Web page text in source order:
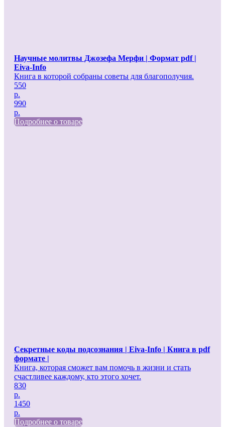
Научные молитвы Джозефа Мерфи | Формат pdf |
Eiva-Info
Книга в которой собраны советы для благополучия.
550
р.
990
р.
Подробнее о товаре
Секретные коды подсознания | Eiva-Info | Книга в pdf
формате |
Книга, которая сможет вам помочь в жизни и стать
счастливее каждому, кто этого хочет.
830
р.
1450
р.
Подробнее о товаре